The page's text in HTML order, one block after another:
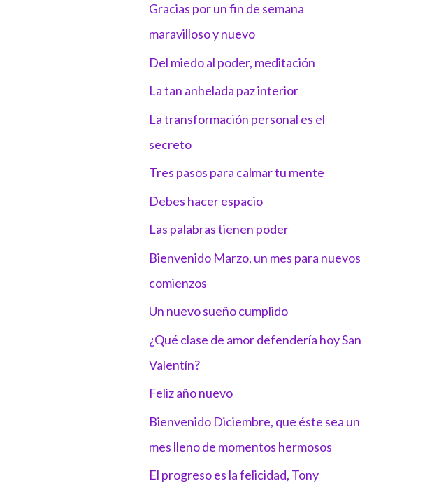
Gracias por un fin de semana
maravilloso y nuevo
Del miedo al poder, meditación
La tan anhelada paz interior
La transformación personal es el
secreto
Tres pasos para calmar tu mente
Debes hacer espacio
Las palabras tienen poder
Bienvenido Marzo, un mes para nuevos
comienzos
Un nuevo sueño cumplido
¿Qué clase de amor defendería hoy San
Valentín?
Feliz año nuevo
Bienvenido Diciembre, que éste sea un
mes lleno de momentos hermosos
El progreso es la felicidad, Tony